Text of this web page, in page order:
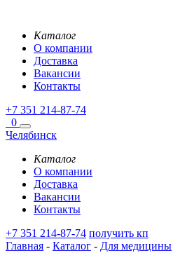
Каталог
О компании
Доставка
Вакансии
Контакты
+7 351 214-87-74
0
Челябинск
Каталог
О компании
Доставка
Вакансии
Контакты
+7 351 214-87-74 получить кп
Главная - Каталог - Для медицины